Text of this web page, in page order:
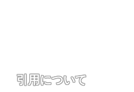
引用について